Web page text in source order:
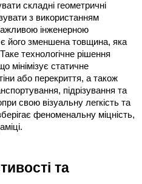
складні геометричні
з використанням
інженерною
його зменшена товщина, яка
технологічне рішення
мінімізує статичне
або перекриття, а також
підрізування та
свою візуальну легкість та
феноменальну міцність,
та